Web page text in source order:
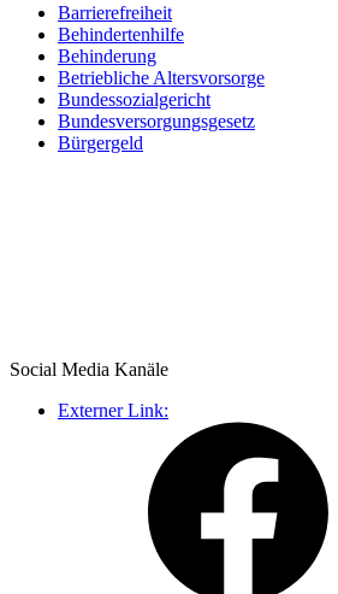
Barrierefreiheit
Behindertenhilfe
Behinderung
Betriebliche Altersvorsorge
Bundessozialgericht
Bundesversorgungsgesetz
Bürgergeld
Social Media Kanäle
Externer Link: